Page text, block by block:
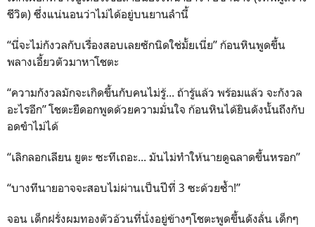
ชีวิต) ซึ่งแน่นอนว่าไม่ได้อยู่บนยานลำนี้
“นี่จะไม่กังวลกับเรื่องสอบเลยซักนิดใช่มั้ยเนี่ย” ก้อนหินพูดขึ้น
พลางเอี้ยวตัวมาหาโชตะ
“ความกังวลมักจะเกิดขึ้นกับคนไม่รู้... ถ้ารู้แล้ว พร้อมแล้ว จะกังวล
อะไรอีก” โชตะยืดอกพูดด้วยความมั่นใจ ก้อนหินได้ยินดังนั้นถึงกับ
อดขำไม่ได้
“เลิกลอกเลียน ยูตะ ซะทีเถอะ... มันไม่ทำให้นายดูฉลาดขึ้นหรอก”
“บางทีนายอาจจะสอบไม่ผ่านเป็นปีที่ 3 ซะด้วยซ้ำ!”
จอน เด็กฝรั่งผมทองตัวอ้วนที่นั่งอยู่ข้างๆโชตะพูดขึ้นดังลั่น เด็กๆ